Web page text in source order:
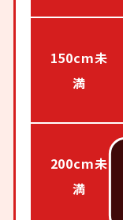
150cm未
満
200cm未
満